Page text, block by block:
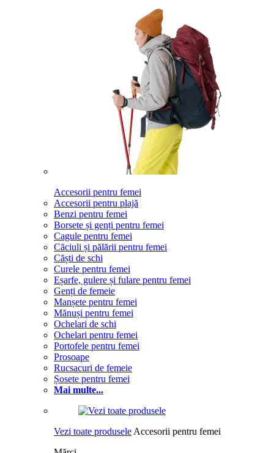
Accesorii pentru femei
Accesorii pentru plajă
Benzi pentru femei
Borsete și genți pentru femei
Cagule pentru femei
Căciuli și pălării pentru femei
Căști de schi
Curele pentru femei
Eșarfe, gulere și fulare pentru femei
Genți de femeie
Manșete pentru femei
Mănuși pentru femei
Ochelari de schi
Ochelari pentru femei
Portofele pentru femei
Prosoape
Rucsacuri de femeie
Șosete pentru femei
Mai multe...
Vezi toate produsele Accesorii pentru femei